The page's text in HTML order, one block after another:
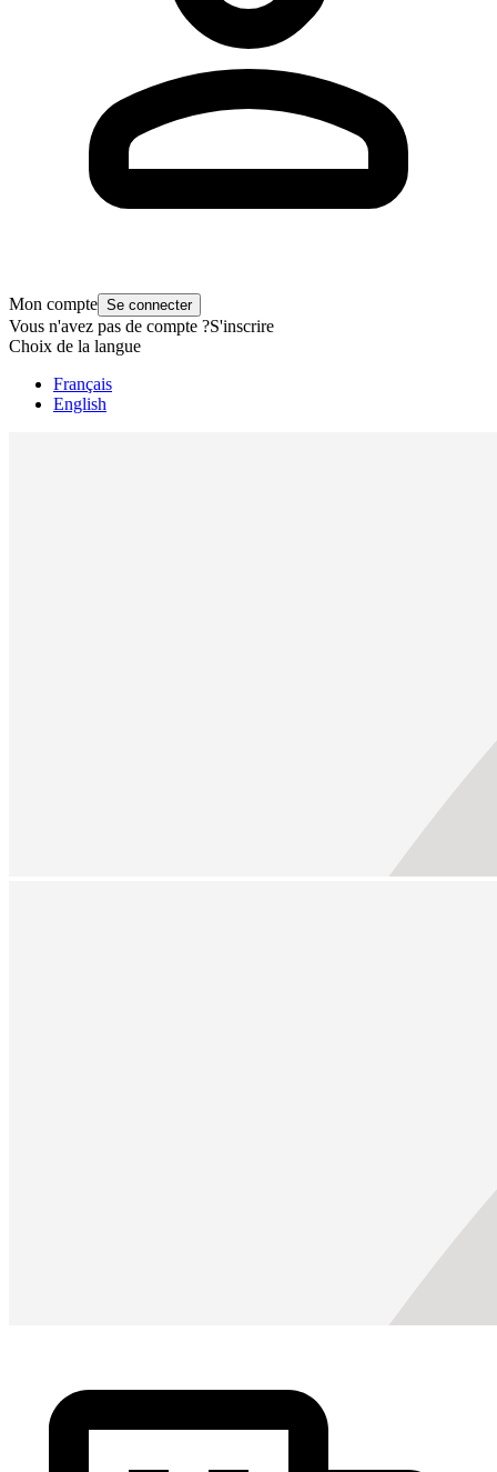
Mon compte Se connecter
Vous n'avez pas de compte ?S'inscrire
Choix de la langue
Français
English